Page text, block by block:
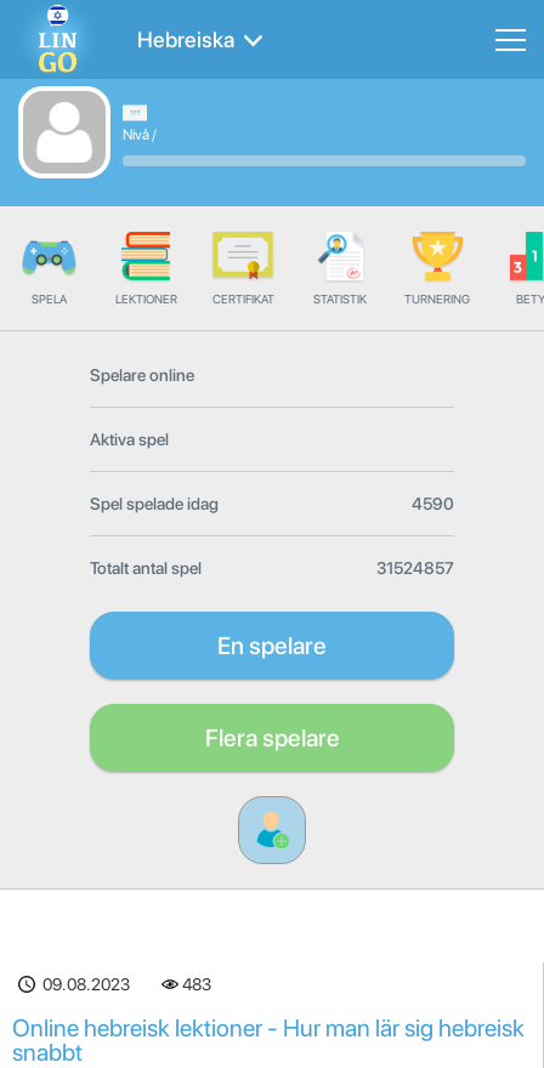
Hebreiska
Nivå/
SPELA LEKTIONER CERTIFIKAT STATISTIK TURNERING
Spelare online
Aktiva spel
Spel spelade idag 4590
Totalt antal spel 31524857
En spelare
Flera spelare
09.08.2023 483
Online hebreisk lektioner - Hur man lär sig hebreisk
snabbt